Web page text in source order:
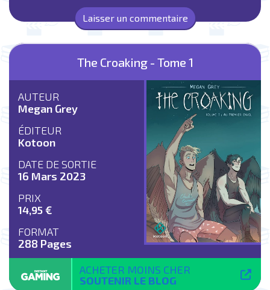
The Croaking - Tome 1
AUTEUR
Megan Grey
ÉDITEUR
Kotoon
DATE DE SORTIE
16 Mars 2023
PRIX
14,95 €
FORMAT
288 Pages
ACHETER MOINS CHER
SOUTENIR LE BLOG